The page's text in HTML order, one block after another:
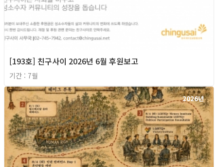
[193호] 친구사이 2026년 6월 후원보고
기간 : 7월
2026년